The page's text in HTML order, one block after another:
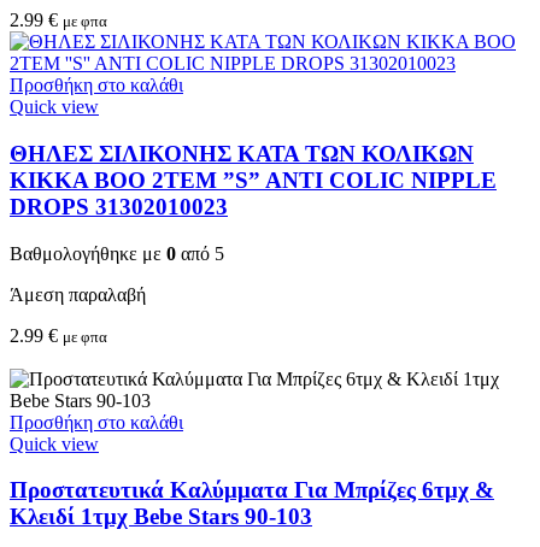
2.99 € με φπα
Προσθήκη στο καλάθι
Quick view
ΘΗΛΕΣ ΣΙΛΙΚΟΝΗΣ ΚΑΤΑ ΤΩΝ ΚΟΛΙΚΩΝ
KIKKA BOO 2TEM ”S” ANTI COLIC NIPPLE
DROPS 31302010023
Βαθμολογήθηκε με 0 από 5
Άμεση παραλαβή
2.99 € με φπα
Προσθήκη στο καλάθι
Quick view
Προστατευτικά Καλύμματα Για Μπρίζες 6τμχ &
Κλειδί 1τμχ Bebe Stars 90-103